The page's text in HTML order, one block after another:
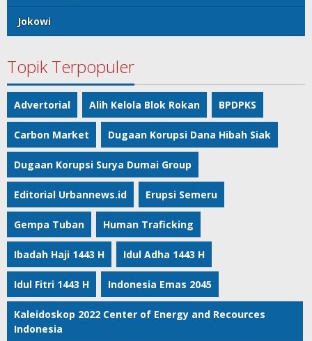
Jokowi
Topik Terpopuler
Advertorial Alih Kelola Blok Rokan BPDPKS
Carbon Market Dugaan Korupsi Dana Hibah Siak
Dugaan Korupsi Surya Dumai Group
Editorial Urbannews.id Erupsi Semeru
Gempa Tuban Human Traficking
Ibadah Haji 1443 H Idul Adha 1443 H
Idul Fitri 1443 H Indonesia Emas 2045
Kaleidoskop 2022 Center of Energy and Recources
Indonesia